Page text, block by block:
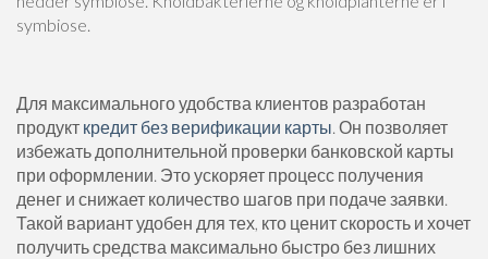
symbiose.
Для максимального удобства клиентов разработан
продукт кредит без верификации карты. Он позволяет
избежать дополнительной проверки банковской карты
при оформлении. Это ускоряет процесс получения
денег и снижает количество шагов при подаче заявки.
Такой вариант удобен для тех, кто ценит скорость и хочет
получить средства максимально быстро без лишних